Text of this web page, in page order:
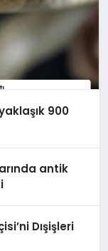
900
antik
Dışişleri